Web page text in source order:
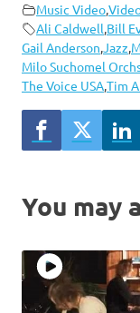
Music Video,
Ali Caldwell,Bill
Gail Anderson,Jazz,
Milo Suchomel
The Voice USA,Tim
You may